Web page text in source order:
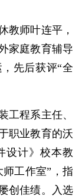
教师叶连平，
家庭教育辅导
先后获评“全
工程系主任、
职业教育的沃
设计》校本教
工作室”，指
创佳绩。入选